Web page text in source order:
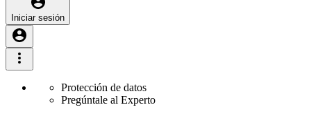
Iniciar sesión
Protección de datos
Pregúntale al Experto